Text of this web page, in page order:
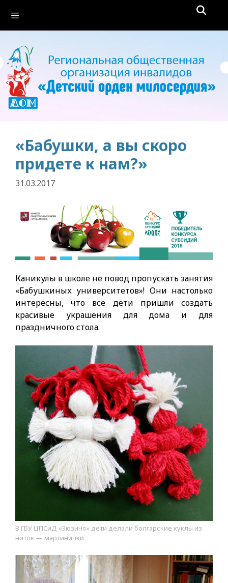
содержимому
«Бабушки, а вы скоро
придете к нам?»
31.03.2017
Каникулы в школе не повод пропускать занятия
«Бабушкиных университетов»! Они настолько
интересны, что все дети пришли создать
красивые украшения для дома и для
праздничного стола.
В ГБУ ЦПСиД «Зюзино» дети делали болгарские куклы из
ниток — мартинички